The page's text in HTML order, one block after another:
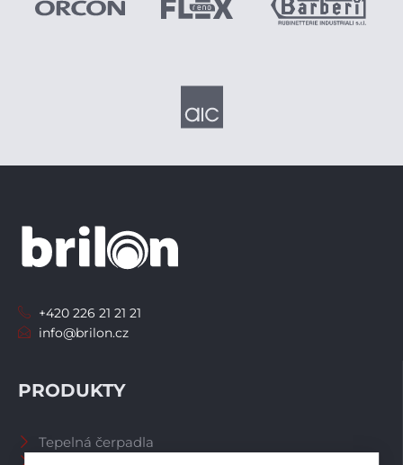
PRODUKTY
Tepelná čerpadla
+420 226 21 21 21
info@brilon.cz